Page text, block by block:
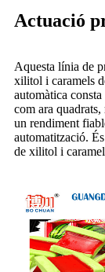
Actuació
Aquesta línia de
xilitol i caramels
automàtica
com ara
un rendiment
automatització.
de xilitol i